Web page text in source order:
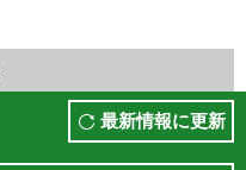
最新情報に更新